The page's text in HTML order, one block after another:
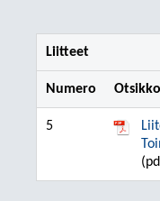
Liitteet
Numero Otsikko
5